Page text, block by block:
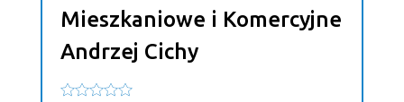
Mieszkaniowe i Komercyjne
Andrzej Cichy